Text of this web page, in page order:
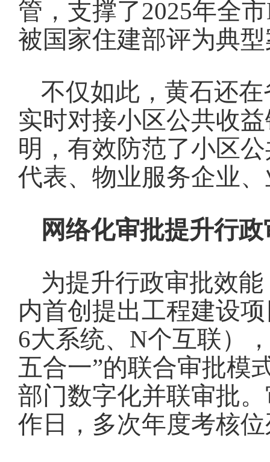
管，支撑了2025年全
被国家住建部评为典
不仅如此，黄石还
实时对接小区公共收
明，有效防范了小区
代表、物业服务企业
网络化审批提升行
为提升行政审批效
内首创提出工程建设
6大系统、N个互联）
五合一”的联合审批模
部门数字化并联审批
作日，多次年度考核